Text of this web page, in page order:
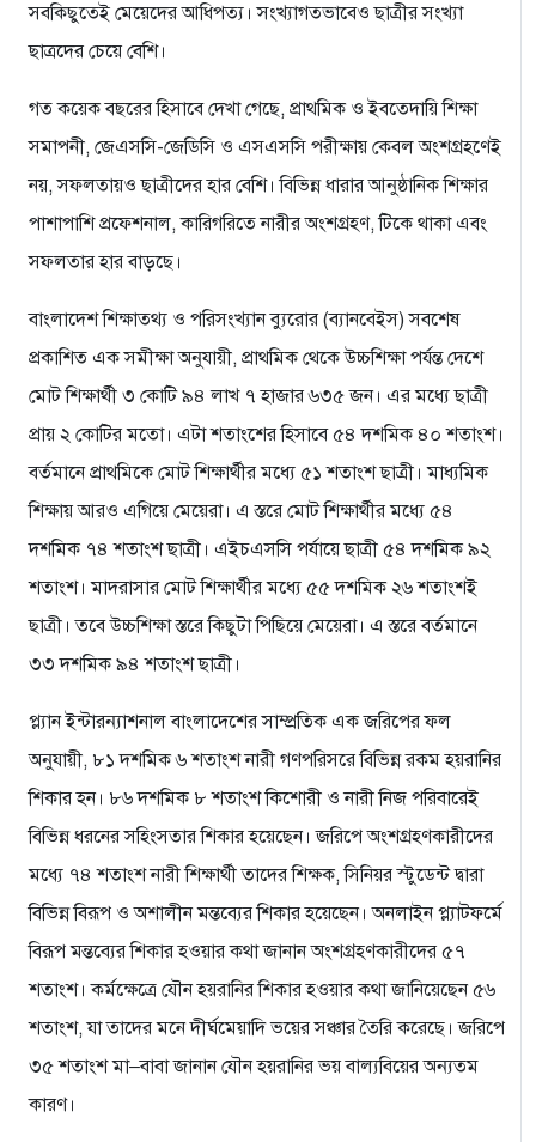
সবকিছুতেই মেয়েদের আধিপত্য। সংখ্যাগতভাবেও ছাত্রীর সংখ্যা
ছাত্রদের চেয়ে বেশি।
গত কয়েক বছরের হিসাবে দেখা গেছে, প্রাথমিক ও ইবতেদায়ি শিক্ষা
সমাপনী, জেএসসি-জেডিসি ও এসএসসি পরীক্ষায় কেবল অংশগ্রহণেই
নয়, সফলতায়ও ছাত্রীদের হার বেশি। বিভিন্ন ধারার আনুষ্ঠানিক শিক্ষার
পাশাপাশি প্রফেশনাল, কারিগরিতে নারীর অংশগ্রহণ, টিকে থাকা এবং
সফলতার হার বাড়ছে।
বাংলাদেশ শিক্ষাতথ্য ও পরিসংখ্যান ব্যুরোর (ব্যানবেইস) সবশেষ
প্রকাশিত এক সমীক্ষা অনুযায়ী, প্রাথমিক থেকে উচ্চশিক্ষা পর্যন্ত দেশে
মোট শিক্ষার্থী ৩ কোটি ৯৪ লাখ ৭ হাজার ৬৩৫ জন। এর মধ্যে ছাত্রী
প্রায় ২ কোটির মতো। এটা শতাংশের হিসাবে ৫৪ দশমিক ৪০ শতাংশ।
বর্তমানে প্রাথমিকে মোট শিক্ষার্থীর মধ্যে ৫১ শতাংশ ছাত্রী। মাধ্যমিক
শিক্ষায় আরও এগিয়ে মেয়েরা। এ স্তরে মোট শিক্ষার্থীর মধ্যে ৫৪
দশমিক ৭৪ শতাংশ ছাত্রী। এইচএসসি পর্যায়ে ছাত্রী ৫৪ দশমিক ৯২
শতাংশ। মাদরাসার মোট শিক্ষার্থীর মধ্যে ৫৫ দশমিক ২৬ শতাংশই
ছাত্রী। তবে উচ্চশিক্ষা স্তরে কিছুটা পিছিয়ে মেয়েরা। এ স্তরে বর্তমানে
৩৩ দশমিক ৯৪ শতাংশ ছাত্রী।
প্ল্যান ইন্টারন্যাশনাল বাংলাদেশের সাম্প্রতিক এক জরিপের ফল
অনুযায়ী, ৮১ দশমিক ৬ শতাংশ নারী গণপরিসরে বিভিন্ন রকম হয়রানির
শিকার হন। ৮৬ দশমিক ৮ শতাংশ কিশোরী ও নারী নিজ পরিবারেই
বিভিন্ন ধরনের সহিংসতার শিকার হয়েছেন। জরিপে অংশগ্রহণকারীদের
মধ্যে ৭৪ শতাংশ নারী শিক্ষার্থী তাদের শিক্ষক, সিনিয়র স্টুডেন্ট দ্বারা
বিভিন্ন বিরূপ ও অশালীন মন্তব্যের শিকার হয়েছেন। অনলাইন প্ল্যাটফর্মে
বিরূপ মন্তব্যের শিকার হওয়ার কথা জানান অংশগ্রহণকারীদের ৫৭
শতাংশ। কর্মক্ষেত্রে যৌন হয়রানির শিকার হওয়ার কথা জানিয়েছেন ৫৬
শতাংশ, যা তাদের মনে দীর্ঘমেয়াদি ভয়ের সঞ্চার তৈরি করেছে। জরিপে
৩৫ শতাংশ মা–বাবা জানান যৌন হয়রানির ভয় বাল্যবিয়ের অন্যতম
কারণ।